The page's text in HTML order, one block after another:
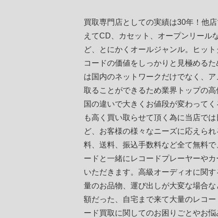
買取専門店としての実績は30年！他
えてCD、カセット、オープンリール
ど、とにかくオールジャンル。ヒッ
コードの価値をしっかりと見極める
は国内のネットワークだけでなく、
取ることができるため業界トップの
国の違いで大きくお値段が変わって
も高く買い取らせて頂く為に当店で
ど、お客様の様々なニーズに応えら
料、送料、振込手数料など全て無料
ードと一緒にレコードプレーヤーや
いただきます。高級オーディオに関
量のお品物、運び出しが大変な場合
額だった、自宅まで来て大量のレコ
ード買取に関してのお困りごとやお